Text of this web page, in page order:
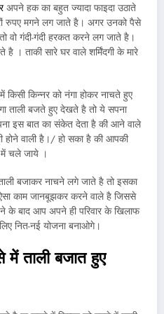
अपने हक का बहुत ज्यादा फाइदा उठाते
रुपए मगने लग जाते है। अगर उनको पैसे
वो गंदी-गंदी हरकत करने लग जाते है।
। ताकी सारे घर वाले शर्मिंदगी के मारे
किन्नर को नंगा होकर नाचते हुए
ताली बजते हुए देखते है तो ये सपना
इस बात का संकेत देता है की आने वाले
होने वाली है।/ हो सका है की आपकी
में चले जाये ।
बजाकर नाचने लगे जाते है तो इसका
काम जानबूझकर करने वाले है जिससे
के बाद आप अपने ही परिवार के खिलाफ
नित-नई योजना बनाओगे।
ताली बजात हुए